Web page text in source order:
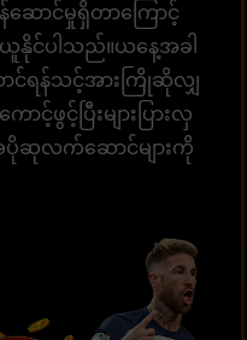
ဆောင်မှုရှိတာကြောင့်
ယူနိုင်ပါသည်။ယနေ့အခါ
င်ရန်သင့်အားကြိုဆိုလျှ
င့်ဖွင့်ပြီးများပြားလှ
ပိုဆုလက်ဆောင်များကို